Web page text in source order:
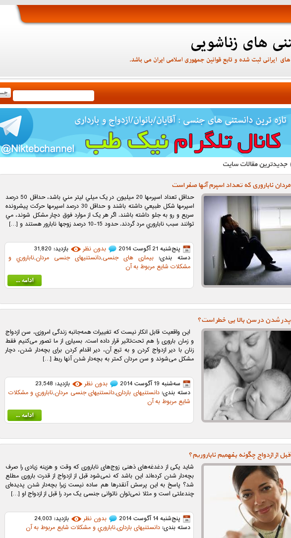
مردان ناباروری که تعداد اسپرم آنها صفر است
حداقل تعداد اسپرمها 20 ميليون در يک ميلي ليتر مني باشد، حداقل 50 درصد
اسپرمها شکل طبيعي داشته باشند و حداقل 30 درصد اسپرمها حرکت پيشرونده
سريع و رو به جلو داشته باشند. اگر هر يک از موارد فوق دچار مشکل شوند، مي
توانند سبب ناباروري مرد گردند. حدود 15-10 درصد زوجها نابارور هستند و […]
پنج‌شنبه 21 آگوست 2014 بدون نظر
بازدید: 31,820
دسته بندی: بیماری های جنسی,دانستنیهای جنسی مردان,ناباروري و
مشکلات شايع مربوط به آن
پدر شدن در سن بالا بی خطر است؟
این واقعیت قابل انکار نیست که تغییرات همه‌جانبه زندگی امروزی، سن ازدواج
و زمان باروری را هم تحت‌تاثیر قرار داده است. بسیاری از ما تصور می‌کنیم فقط
زنان با دیر ازدواج کردن و به تبع آن، دیر اقدام کردن برای بچه‌دار شدن، دچار
مشکل می‌شوند و سن مردان کمتر به بچه‌دار شدن آنها ربط […]
سه‌شنبه 19 آگوست 2014 بدون نظر
بازدید: 23,548
دسته بندی:دانستنیهای بارداری,دانستنیهای جنسی مردان,ناباروري و مشکلات
شايع مربوط به آن
قبل از ازدواج چگونه بفهمیم ناباروریم؟
شاید یکی از دغدغه‌های ذهنی زوج‌های ناباروری که وقت و هزینه زیادی را صرف
بچه‌دار شدن کرده‌اند این باشد که نمی‌شود قبل از ازدواج از قدرت باروری‌ مطلع
شد؟ پاسخ به این پرسش آنقدرها هم ساده نیست زیرا بچه‌دار شدن پدیده‌ای
چندعلتی است و مثلا نمی‌توان ناتوانی جنسی یک مرد را قبل از ازدواج او […]
پنج‌شنبه 14 آگوست 2014 بدون نظر
بازدید: 24,003
دسته بندی:دانستنیهای بارداری,ناباروري و مشکلات شايع مربوط به آن